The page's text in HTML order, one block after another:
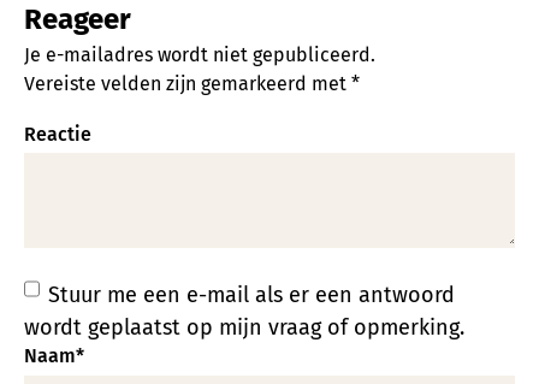
Reageer
Je e-mailadres wordt niet gepubliceerd.
Vereiste velden zijn gemarkeerd met *
Reactie
Stuur me een e-mail als er een antwoord
wordt geplaatst op mijn vraag of opmerking.
Naam*